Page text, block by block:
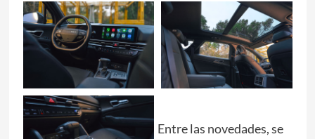
Entre las novedades, se